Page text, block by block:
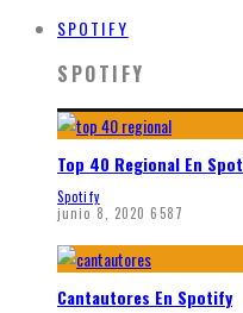
SPOTIFY
SPOTIFY
Top 40 Regional En
Spotify
junio 8, 2020 6587
Cantautores En Spotify